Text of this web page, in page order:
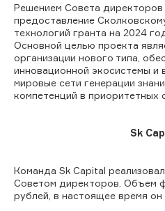
Решением Совета
предоставление
технологий гранта на 2024
Основной целью проекта
организации нового типа,
инновационной экосистемы и
мировые сети генерации
компетенций в приоритетных
Sk
Команда Sk Capital
Советом директоров. Объем
рублей, в настоящее время он